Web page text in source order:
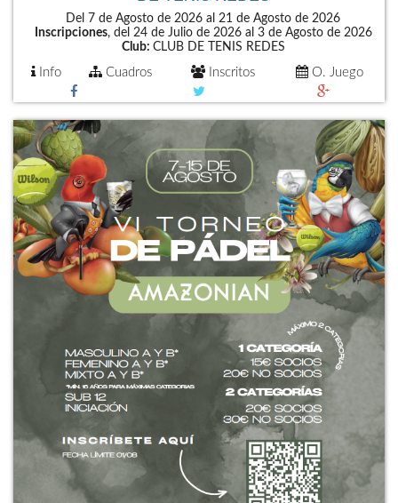
Del 7 de Agosto de 2026 al 21 de Agosto de 2026
Inscripciones, del 24 de Julio de 2026 al 3 de Agosto de 2026
Club: CLUB DE TENIS REDES
Info Cuadros Inscritos O. Juego